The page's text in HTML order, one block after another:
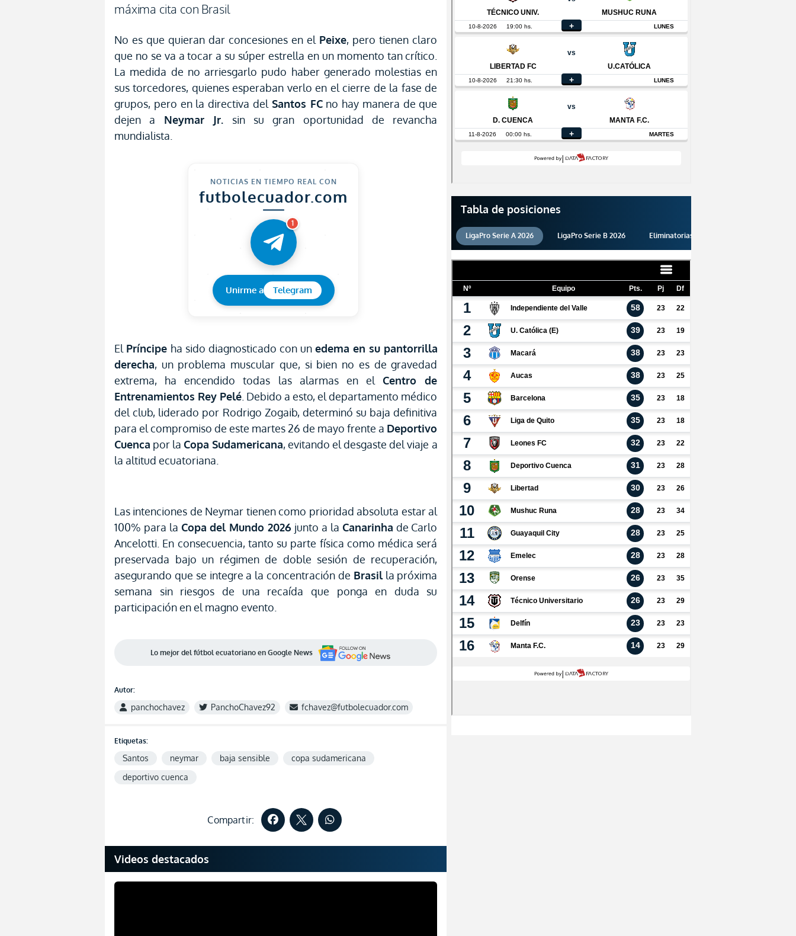
máxima cita con Brasil
No es que quieran dar concesiones en el Peixe, pero tienen claro
que no se va a tocar a su súper estrella en un momento tan crítico.
La medida de no arriesgarlo pudo haber generado molestias en
sus torcedores, quienes esperaban verlo en el cierre de la fase de
grupos, pero en la directiva del Santos FCno hay manera de que
dejen a Neymar Jr. sin su gran oportunidad de revancha
mundialista.
NOTICIAS EN TIEMPO REAL CON
futbolecuador.com
1
Unirme a Telegram
El Príncipe ha sido diagnosticado con un edema en su pantorrilla
derecha, un problema muscular que, si bien no es de gravedad
extrema, ha encendido todas las alarmas en elCentro de
Entrenamientos Rey Pelé . Debido a esto, el departamento médico
del club, liderado por Rodrigo Zogaib, determinó su baja definitiva
para el compromiso de este martes 26 de mayo frente a Deportivo
Cuenca por laCopa Sudamericana, evitando el desgaste del viaje a
la altitud ecuatoriana.
Las intenciones de Neymar tienen como prioridad absoluta estar al
100% para la Copa del Mundo 2026 junto a la Canarinha de Carlo
Ancelotti. En consecuencia, tanto su parte física como médica será
preservada bajo un régimen de doble sesión de recuperación,
asegurando que se integre a la concentración de Brasilla próxima
semana sin riesgos de una recaída que ponga en duda su
participación en el magno evento.
Lo mejor del fútbol ecuatoriano en Google News
Autor:
panchochavez PanchoChavez92 fchavez@futbolecuador.com
Etiquetas:
Santos neymar baja sensible
copa sudamericana
deportivo cuenca
Compartir:
Videos destacados
Tabla de posiciones
LigaPro Serie A 2026 LigaPro Serie B 2026 Eliminatorias 2026